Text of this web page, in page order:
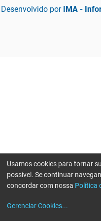
Desenvolvido por IMA -
Usamos cookies para tornar
possível. Se continuar
concordar com nossa Política
Gerenciar Cookies...
Erro ao enviar informações,